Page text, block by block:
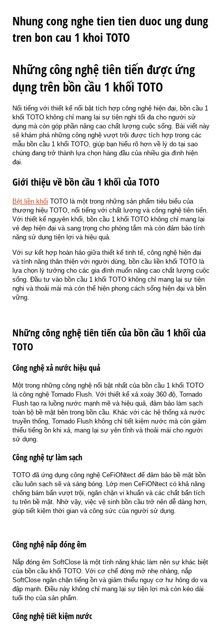
Nhung cong nghe tien tien duoc ung dung
tren bon cau 1 khoi TOTO
Những công nghệ tiên tiến được ứng
dụng trên bồn cầu 1 khối TOTO
Nổi tiếng với thiết kế nổi bật tích hợp công nghệ hiện đại, bồn cầu 1
khối TOTO không chỉ mang lại sự tiện nghi tối đa cho người sử
dụng mà còn góp phần nâng cao chất lượng cuộc sống. Bài viết này
sẽ khám phá những công nghệ vượt trội được tích hợp trong các
mẫu bồn cầu 1 khối TOTO, giúp bạn hiểu rõ hơn về lý do tại sao
chúng đang trở thành lựa chọn hàng đầu của nhiều gia đình hiện
đại.
Giới thiệu về bồn cầu 1 khối của TOTO
Bệt liền khối TOTO là một trong những sản phẩm tiêu biểu của
thương hiệu TOTO, nổi tiếng với chất lượng và công nghệ tiên tiến.
Với thiết kế nguyên khối, bồn cầu 1 khối TOTO không chỉ mang lại
vẻ đẹp hiện đại và sang trọng cho phòng tắm mà còn đảm bảo tính
năng sử dụng tiện lợi và hiệu quả.
Với sự kết hợp hoàn hảo giữa thiết kế tinh tế, công nghệ hiện đại
và tính năng thân thiện với người dùng, bồn cầu liền khối TOTO là
lựa chọn lý tưởng cho các gia đình muốn nâng cao chất lượng cuộc
sống. Đầu tư vào bồn cầu 1 khối TOTO không chỉ mang lại sự tiện
nghi và thoải mái mà còn thể hiện phong cách sống hiện đại và bền
vững.
Những công nghệ tiên tiến của bồn cầu 1 khối của
TOTO
Công nghệ xả nước hiệu quả
Một trong những công nghệ nổi bật nhất của bồn cầu 1 khối TOTO
là công nghệ Tornado Flush. Với thiết kế xả xoáy 360 độ, Tornado
Flush tạo ra luồng nước mạnh mẽ và hiệu quả, đảm bảo làm sạch
toàn bộ bề mặt bên trong bồn cầu. Khác với các hệ thống xả nước
truyền thống, Tornado Flush không chỉ tiết kiệm nước mà còn giảm
thiểu tiếng ồn khi xả, mang lại sự yên tĩnh và thoải mái cho người
sử dụng.
Công nghệ tự làm sạch
TOTO đã ứng dụng công nghệ CeFiONtect để đảm bảo bề mặt bồn
cầu luôn sạch sẽ và sáng bóng. Lớp men CeFiONtect có khả năng
chống bám bẩn vượt trội, ngăn chặn vi khuẩn và các chất bẩn tích
tụ trên bề mặt. Nhờ vậy, việc vệ sinh bồn cầu trở nên dễ dàng hơn,
giúp tiết kiệm thời gian và công sức của người sử dụng.
Công nghệ nắp đóng êm
Nắp đóng êm SoftClose là một tính năng khác làm nên sự khác biệt
của bồn cầu khối TOTO. Với cơ chế đóng mở nhẹ nhàng, nắp
SoftClose ngăn chặn tiếng ồn và giảm thiểu nguy cơ hư hỏng do va
đập mạnh. Điều này không chỉ mang lại sự tiện lợi mà còn kéo dài
tuổi thọ của sản phẩm.
Công nghệ tiết kiệm nước